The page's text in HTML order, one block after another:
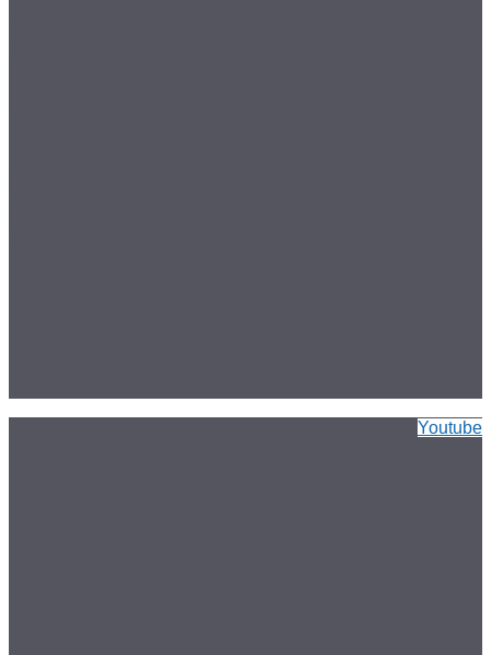
Youtube